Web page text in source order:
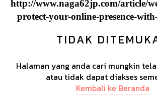
http://www.naga62jp.com/article/
protect-your-online-presence-
TIDAK
Halaman yang anda cari mungkin
atau tidak dapat diakses
Kembali ke Beranda